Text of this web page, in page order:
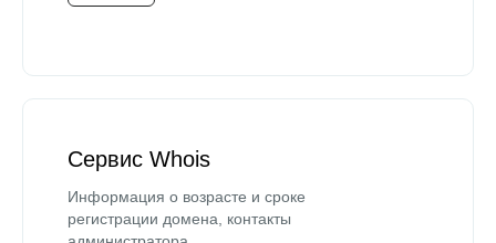
Сервис Whois
Информация о возрасте и сроке
регистрации домена, контакты